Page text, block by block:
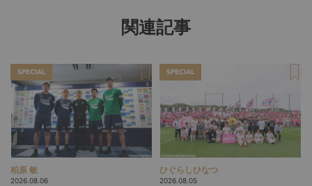
関連記事
SPECIAL
柏原 敏
2026.08.06
SPECIAL
ひぐらしひなつ
2026.08.05